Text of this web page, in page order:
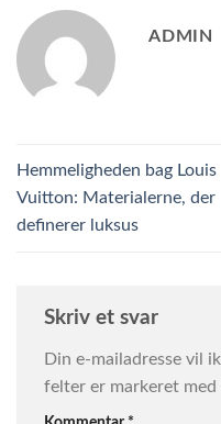
ADMIN
Hemmeligheden bag Louis
Vuitton: Materialerne, der
definerer luksus
Skriv et svar
Din e-mailadresse vil
felter er markeret med